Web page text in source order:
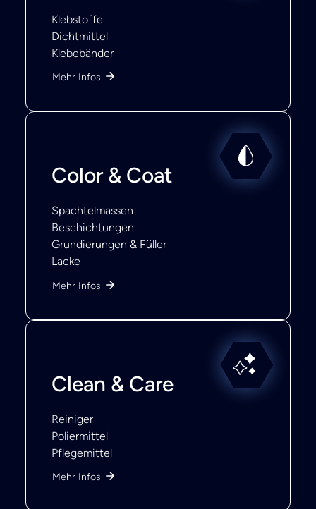
Klebstoffe
Dichtmittel
Klebebänder
Mehr Infos
Color & Coat
Spachtelmassen
Beschichtungen
Grundierungen & Füller
Lacke
Mehr Infos
Clean & Care
Reiniger
Poliermittel
Pflegemittel
Mehr Infos